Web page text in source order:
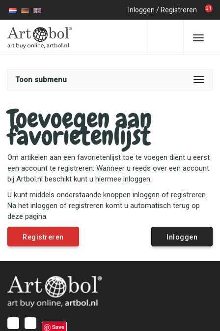
Inloggen / Registreren 21
Toon submenu
Toevoegen aan
favorietenlijst
Om artikelen aan een favorietenlijst toe te voegen dient u eerst
een account te registreren. Wanneer u reeds over een account
bij Artbol.nl beschikt kunt u hiermee inloggen.
U kunt middels onderstaande knoppen inloggen of registreren.
Na het inloggen of registreren komt u automatisch terug op
deze pagina.
Registreren Inloggen
Save